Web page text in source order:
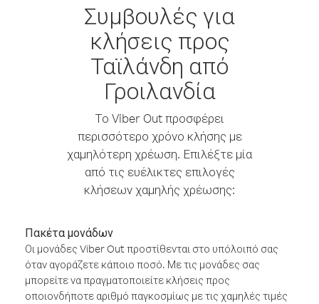
Συμβουλές για
κλήσεις προς
Ταϊλάνδη από
Γροιλανδία
Το Viber Out προσφέρει
περισσότερο χρόνο κλήσης με
χαμηλότερη χρέωση. Επιλέξτε μία
από τις ευέλικτες επιλογές
κλήσεων χαμηλής χρέωσης:
Πακέτα μονάδων
Οι μονάδες Viber Out προστίθενται στο υπόλοιπό σας
όταν αγοράζετε κάποιο ποσό. Με τις μονάδες σας
μπορείτε να πραγματοποιείτε κλήσεις προς
οποιονδήποτε αριθμό παγκοσμίως με τις χαμηλές τιμές